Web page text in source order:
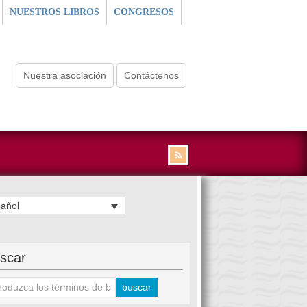
NUESTROS LIBROS CONGRESOS
Nuestra asociación Contáctenos